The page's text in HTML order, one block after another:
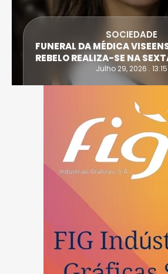
SOCIEDADE
FUNERAL DA MÉDICA
REBELO REALIZA-SE NA
Julho 29, 2026 . 13:15